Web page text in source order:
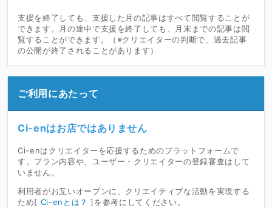
支援を終了しても、支援した月の記事はすべて閲覧することが
できます。月の途中で支援を終了しても、月末までの記事は閲
覧することができます。（※クリエイターの判断で、過去記事
の公開が終了されることがあります）
ご利用にあたって
Ci-enはお店ではありません
Ci-enはクリエイターを応援するためのプラットフォームで
す。プラン内容や、ユーザー・クリエイターの登録審査はして
いません。
利用者がお互いオープンに、クリエイティブな活動を実現する
ため[ Ci-enとは？ ]を参考にしてください。